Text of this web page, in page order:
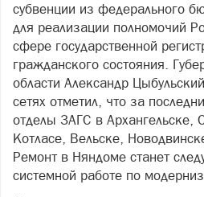
субвенции из федерального
для реализации полномочий
сфере государственной
гражданского состояния.
области Александр
сетях отметил, что за
отделы ЗАГС в Архангельске,
Котласе, Вельске,
Ремонт в Няндоме станет
системной работе по